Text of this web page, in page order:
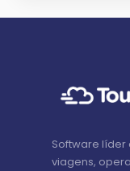
Software
viagens,